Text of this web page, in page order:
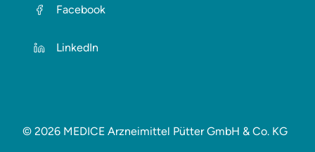
Facebook
LinkedIn
© 2026 MEDICE Arzneimittel Pütter GmbH & Co. KG